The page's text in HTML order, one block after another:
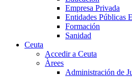
Empresa Privada
Entidades Públicas
Formación
Sanidad
Ceuta
Accedir a Ceuta
Àrees
Administración de